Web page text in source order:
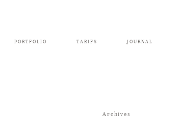
PORTFOLIO TARIFS JOURNAL
Archives